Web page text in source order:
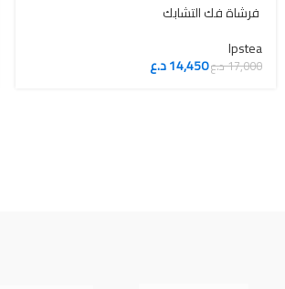
lpstea
17,000د.ع14,450د.ع